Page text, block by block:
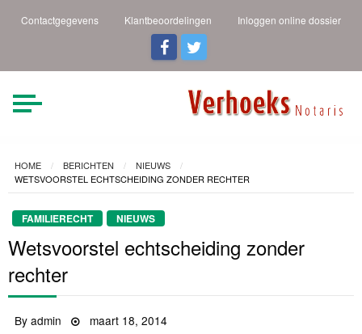
Contactgegevens Klantbeoordelingen Inloggen online dossier
HOME BERICHTEN
NIEUWS
WETSVOORSTEL ECHTSCHEIDING ZONDER RECHTER
FAMILIERECHT NIEUWS
Wetsvoorstel echtscheiding zonder
rechter
Byadmin
Posted
maart 18, 2014